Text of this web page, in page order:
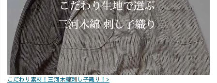
こだわり素材！三河木綿刺し子織り！>